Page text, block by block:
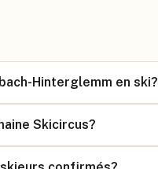
Hinterglemm en ski?
Skicircus?